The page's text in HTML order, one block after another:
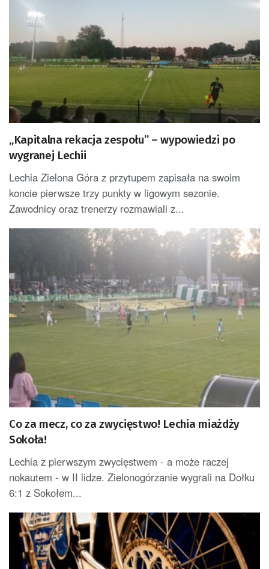
„Kapitalna rekacja zespołu” – wypowiedzi po
wygranej Lechii
Lechia Zielona Góra z przytupem zapisała na swoim
koncie pierwsze trzy punkty w ligowym sezonie.
Zawodnicy oraz trenerzy rozmawiali z...
Co za mecz, co za zwycięstwo! Lechia miażdży
Sokoła!
Lechia z pierwszym zwycięstwem - a może raczej
nokautem - w II lidze. Zielonogórzanie wygrali na Dołku
6:1 z Sokołem...